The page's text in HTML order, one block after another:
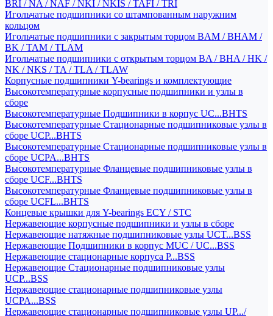
BRI / NA / NAF / NKI / NKIS / TAFI / TRI
Игольчатые подшипники со штампованным наружним
кольцом
Игольчатые подшипники с закрытым торцом BAM / BHAM /
BK / TAM / TLAM
Игольчатые подшипники с открытым торцом BA / BHA / HK /
NK / NKS / TA / TLA / TLAW
Корпусные подшипники Y-bearings и комплектующие
Высокотемпературные корпусные подшипники и узлы в
сборе
Высокотемпературные Подшипники в корпус UC...BHTS
Высокотемпературные Стационарные подшипниковые узлы в
сборе UCP...BHTS
Высокотемпературные Стационарные подшипниковые узлы в
сборе UCPA...BHTS
Высокотемпературные Фланцевые подшипниковые узлы в
сборе UCF...BHTS
Высокотемпературные Фланцевые подшипниковые узлы в
сборе UCFL...BHTS
Концевые крышки для Y-bearings ECY / STC
Нержавеющие корпусные подшипники и узлы в сборе
Нержавеющие натяжные подшипниковые узлы UCT...BSS
Нержавеющие Подшипники в корпус MUC / UC...BSS
Нержавеющие стационарные корпуса P...BSS
Нержавеющие Стационарные подшипниковые узлы
UCP...BSS
Нержавеющие стационарные подшипниковые узлы
UCPA...BSS
Нержавеющие стационарные подшипниковые узлы UP.../